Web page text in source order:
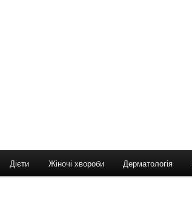
Дієти Жіночі хвороби Дерматологія